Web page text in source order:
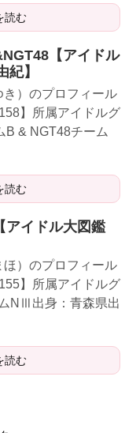
読む
【アイドル
】
）のプロフィール
】所属アイドルグ
B & NGT48チーム
読む
アイドル大図鑑
）のプロフィール
】所属アイドルグ
NⅢ出身：青森県出
読む